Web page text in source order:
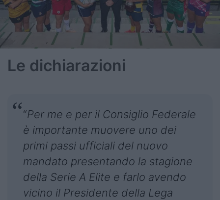
Le dichiarazioni
“Per me e per il Consiglio Federale
è importante muovere uno dei
primi passi ufficiali del nuovo
mandato presentando la stagione
della Serie A Elite e farlo avendo
vicino il Presidente della Lega